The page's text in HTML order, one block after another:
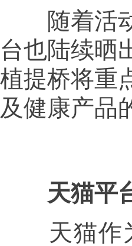
随着活动
台也陆续晒
植提桥将重
及健康产品
天猫平
天猫作为